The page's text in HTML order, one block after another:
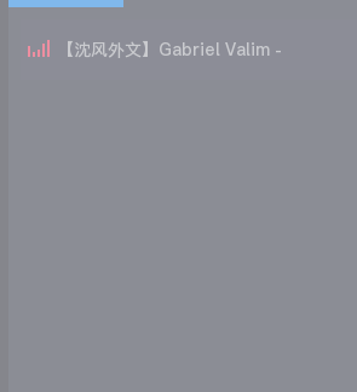
【沈风外文】Gabriel Valim -